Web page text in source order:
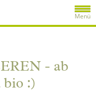
Menü
- ab
bio :)